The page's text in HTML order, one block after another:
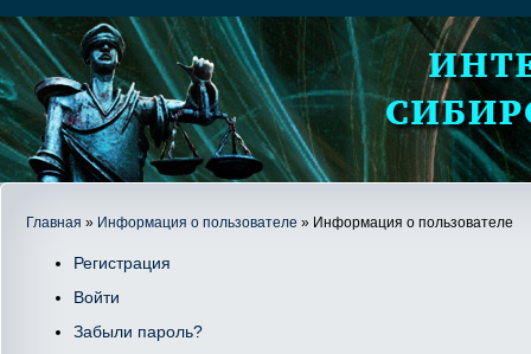
Главная » Информация о пользователе » Информация о пользователе
Регистрация
Войти
Забыли пароль?